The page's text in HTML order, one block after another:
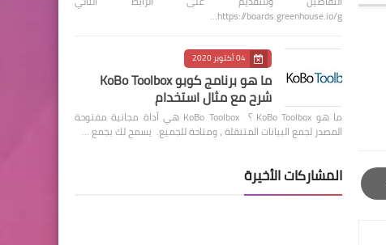
https://boards.greenhouse.io/g…
04 أكتوبر 2020
ما هو برنامج كوبو KoBo Toolbox
شرح مع مثال استخدام
ما هو KoBo Toolbox ؟ KoBo Toolbox هي أداة مجانية مفتوحة
المصدر لجمع البيانات المتنقلة ، ومتاحة للجميع. يسمح لك بجمع …
المشاركات الأخيرة